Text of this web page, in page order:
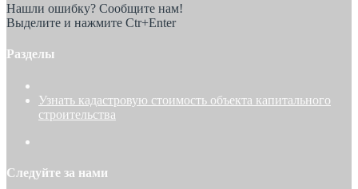
Нашли ошибку? Сообщите нам!
Выделите и нажмите Ctr+Enter
Разделы
Узнать кадастровую стоимость объекта капитального
строительства
Следуйте за нами